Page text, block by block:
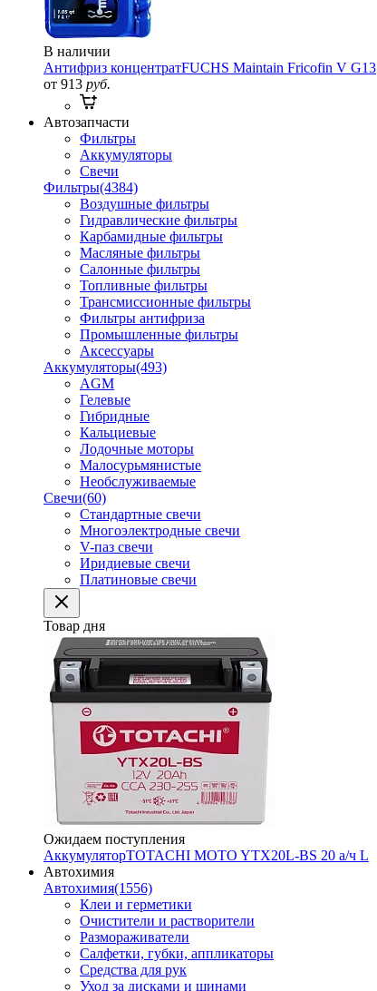
В наличии
Антифриз концентратFUCHS Maintain Fricofin V G13
от 913 руб.
Автозапчасти
Фильтры
Аккумуляторы
Свечи
Фильтры(4384)
Воздушные фильтры
Гидравлические фильтры
Карбамидные фильтры
Масляные фильтры
Салонные фильтры
Топливные фильтры
Трансмиссионные фильтры
Фильтры антифриза
Промышленные фильтры
Аксессуары
Аккумуляторы(493)
AGM
Гелевые
Гибридные
Кальциевые
Лодочные моторы
Малосурьмянистые
Необслуживаемые
Свечи(60)
Стандартные свечи
Многоэлектродные свечи
V-паз свечи
Иридиевые свечи
Платиновые свечи
Товар дня
Ожидаем поступления
АккумуляторTOTACHI MOTO YTX20L-BS 20 а/ч L
Автохимия
Автохимия(1556)
Клеи и герметики
Очистители и растворители
Размораживатели
Салфетки, губки, аппликаторы
Средства для рук
Уход за дисками и шинами